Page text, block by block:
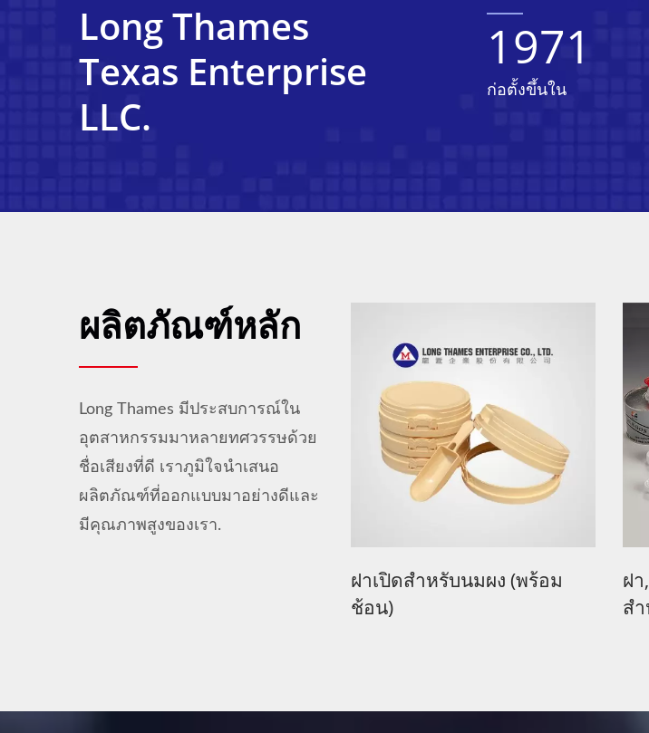
Long Thames
Texas Enterprise
LLC.
1971
ก่อตั้งขึ้นใน
ผลิตภัณฑ์หลัก
Long Thames มีประสบการณ์ใน
อุตสาหกรรมมาหลายทศวรรษด้วย
ชื่อเสียงที่ดี เราภูมิใจนำเสนอ
ผลิตภัณฑ์ที่ออกแบบมาอย่างดีและ
มีคุณภาพสูงของเรา.
ฝาเปิดสำหรับนมผง (พร้อม
ฝา, ฝาปิด, หัวจ่าย, ปิดผนึก